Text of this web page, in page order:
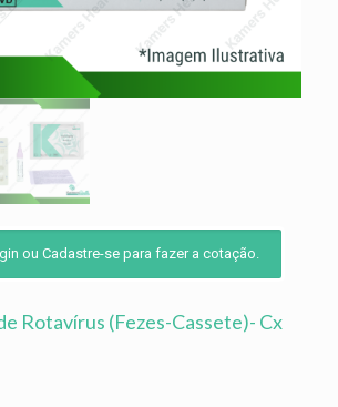
ou Cadastre-se para fazer a cotação.
Rotavírus (Fezes-Cassete)- Cx